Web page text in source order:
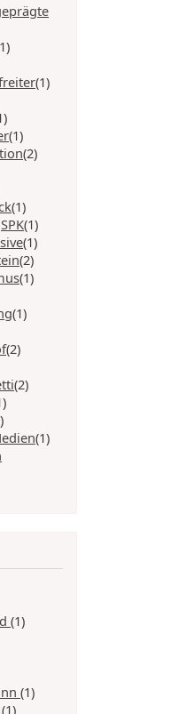
(1)
(1)
(2)
(1)
SPK(1)
(1)
(2)
(1)
(1)
(2)
(2)
(1)
(1)
(1)
(1)